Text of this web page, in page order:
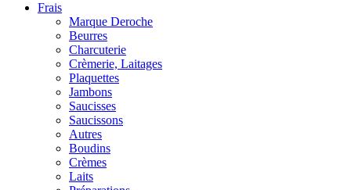
Frais
Marque Deroche
Beurres
Charcuterie
Crèmerie, Laitages
Plaquettes
Jambons
Saucisses
Saucissons
Autres
Boudins
Crèmes
Laits